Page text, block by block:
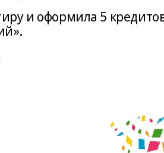
и оформила 5